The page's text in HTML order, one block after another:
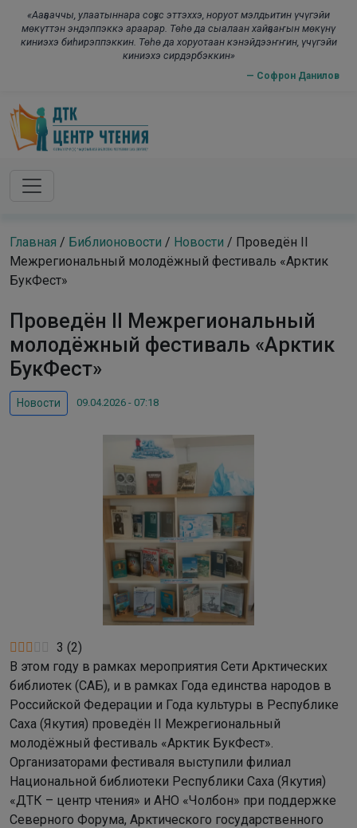
«Ааҕааччы, улаатыннара соҕус эттэххэ, норуот мэлдьитин үчүгэйи
мөкүттэн эндэппэккэ араарар. Төһө да сыалаан хайҕааҥын мөкүнү
киниэхэ биһирэппэккин. Төһө да хоруотаан кэнэйдээҥҥин, үчүгэйи
киниэхэ сирдэрбэккин»
— Софрон Данилов
Skip to main content
Главная / Библионовости / Новости / Проведён II
Межрегиональный молодёжный фестиваль «Арктик
БукФест»
Проведён II Межрегиональный
молодёжный фестиваль «Арктик
БукФест»
Новости 09.04.2026 - 07:18
3 (2)
В этом году в рамках мероприятия Сети Арктических
библиотек (САБ), и в рамках Года единства народов в
Российской Федерации и Года культуры в Республике
Саха (Якутия) проведён II Межрегиональный
молодёжный фестиваль «Арктик БукФест».
Организаторами фестиваля выступили филиал
Национальной библиотеки Республики Саха (Якутия)
«ДТК – центр чтения» и АНО «Чолбон» при поддержке
Северного Форума, Арктического государственного